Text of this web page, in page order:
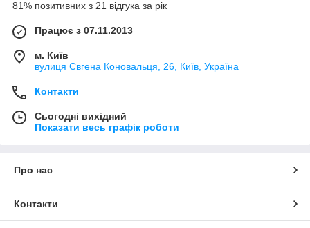
81% позитивних з 21 відгука за рік
Працює з 07.11.2013
м. Київ
вулиця Євгена Коновальця, 26, Київ, Україна
Контакти
Сьогодні вихідний
Показати весь графік роботи
Про нас
Контакти